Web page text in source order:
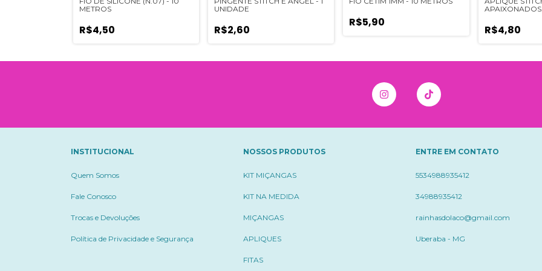
METROS
R$4,50
UNIDADE
R$2,60
R$5,90
APAIXONADOS
UNIDADES
R$4,80
INSTITUCIONAL
Quem Somos
Fale Conosco
Trocas e Devoluções
Política de Privacidade e Segurança
NOSSOS PRODUTOS
KIT MIÇANGAS
KIT NA MEDIDA
MIÇANGAS
APLIQUES
FITAS
ENTRE EM CONTATO
5534988935412
34988935412
rainhasdolaco@gmail.com
Uberaba - MG